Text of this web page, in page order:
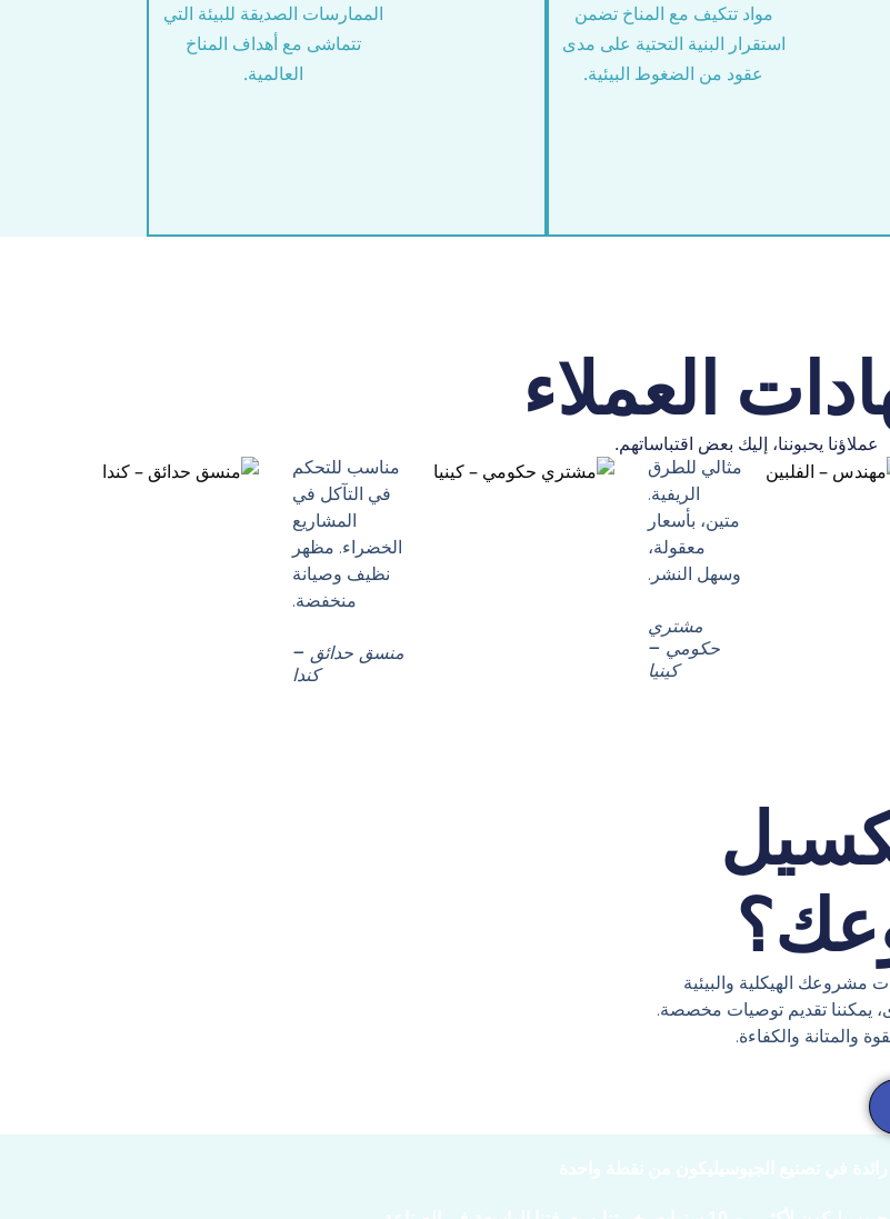
مواد تتكيف مع المناخ تضمن
استقرار البنية التحتية على مدى
عقود من الضغوط البيئية.
الممارسات الصديقة للبيئة التي
تتماشى مع أهداف المناخ
العالمية.
العملاء
عملاؤنا يحبوننا، إليك بعض اقتباساتهم.
مثالي للطرق
الريفية.
متين، بأسعار
معقولة،
وسهل النشر.
مشتري
حكومي –
كينيا
مناسب للتحكم
في التآكل في
المشاريع
الخضراء. مظهر
نظيف وصيانة
منخفضة.
منسق حدائق –
كندا
مشروعك الهيكلية والبيئية
يمكننا تقديم توصيات مخصصة.
والمتانة والكفاءة.